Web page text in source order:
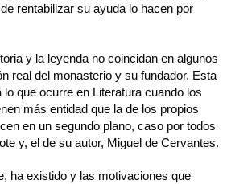
rentabilizar su ayuda lo hacen por
y la leyenda no coincidan en algunos
real del monasterio y su fundador. Esta
que ocurre en Literatura cuando los
más entidad que la de los propios
en un segundo plano, caso por todos
y, el de su autor, Miguel de Cervantes.
ha existido y las motivaciones que